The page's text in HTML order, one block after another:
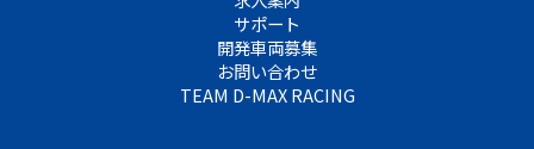
サポート
開発車両募集
お問い合わせ
TEAM D-MAX RACING